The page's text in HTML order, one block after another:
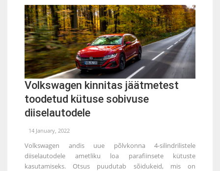
Volkswagen kinnitas jäätmetest
toodetud kütuse sobivuse
diiselautodele
14 January, 2022
Volkswagen andis uue põlvkonna 4-silindrilistele
diiselautodele ametliku loa parafiinsete kütuste
kasutamiseks. Otsus puudutab sõidukeid, mis on